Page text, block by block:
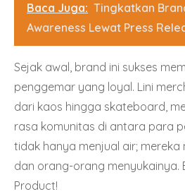
Baca Juga: Tingkatkan
Awareness Lewat Press
Sejak awal, brand ini sukses
penggemar yang loyal. Lini
dari kaos hingga skateboard,
rasa komunitas di antara para
tidak hanya menjual air; mereka
dan orang-orang menyukainya.
Product!